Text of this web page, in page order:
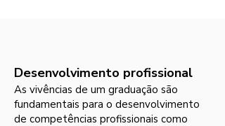
Desenvolvimento profissional
As vivências de um graduação são
fundamentais para o desenvolvimento
de competências profissionais como